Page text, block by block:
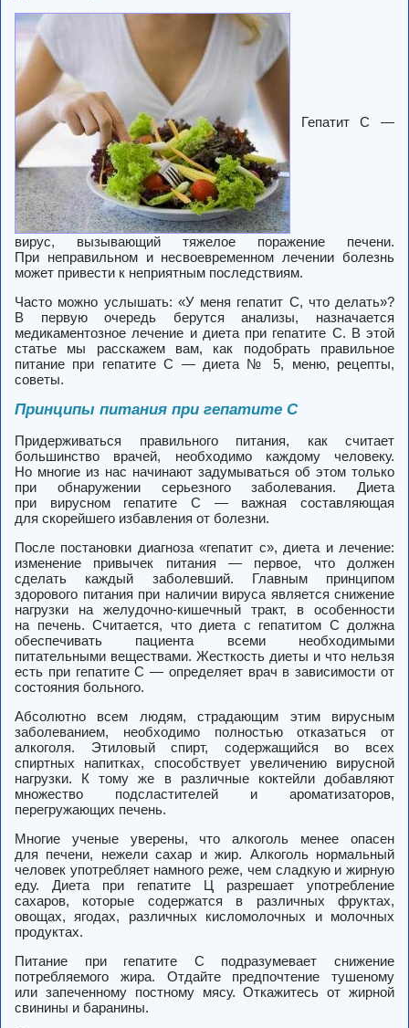
Гепатит С —
вирус, вызывающий тяжелое поражение печени.
При неправильном и несвоевременном лечении болезнь
может привести к неприятным последствиям.
Часто можно услышать: «У меня гепатит С, что делать»?
В первую очередь берутся анализы, назначается
медикаментозное лечение и диета при гепатите С. В этой
статье мы расскажем вам, как подобрать правильное
питание при гепатите С — диета № 5, меню, рецепты,
советы.
Принципы питания при гепатите С
Придерживаться правильного питания, как считает
большинство врачей, необходимо каждому человеку.
Но многие из нас начинают задумываться об этом только
при обнаружении серьезного заболевания. Диета
при вирусном гепатите С — важная составляющая
для скорейшего избавления от болезни.
После постановки диагноза «гепатит с», диета и лечение:
изменение привычек питания — первое, что должен
сделать каждый заболевший. Главным принципом
здорового питания при наличии вируса является снижение
нагрузки на желудочно-кишечный тракт, в особенности
на печень. Считается, что диета с гепатитом С должна
обеспечивать пациента всеми необходимыми
питательными веществами. Жесткость диеты и что нельзя
есть при гепатите С — определяет врач в зависимости от
состояния больного.
Абсолютно всем людям, страдающим этим вирусным
заболеванием, необходимо полностью отказаться от
алкоголя. Этиловый спирт, содержащийся во всех
спиртных напитках, способствует увеличению вирусной
нагрузки. К тому же в различные коктейли добавляют
множество подсластителей и ароматизаторов,
перегружающих печень.
Многие ученые уверены, что алкоголь менее опасен
для печени, нежели сахар и жир. Алкоголь нормальный
человек употребляет намного реже, чем сладкую и жирную
еду. Диета при гепатите Ц разрешает употребление
сахаров, которые содержатся в различных фруктах,
овощах, ягодах, различных кисломолочных и молочных
продуктах.
Питание при гепатите С подразумевает снижение
потребляемого жира. Отдайте предпочтение тушеному
или запеченному постному мясу. Откажитесь от жирной
свинины и баранины.